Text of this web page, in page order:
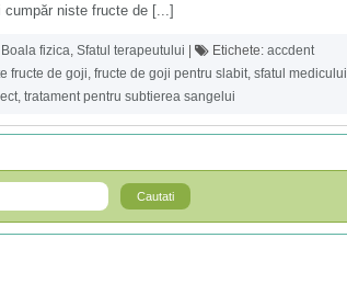
niste fructe de [...]
fizica Sfatul terapeutului | Etichete: accdent
fructe de goji fructe de goji pentru slabit sfatul medicului
tratament pentru subtierea sangelui